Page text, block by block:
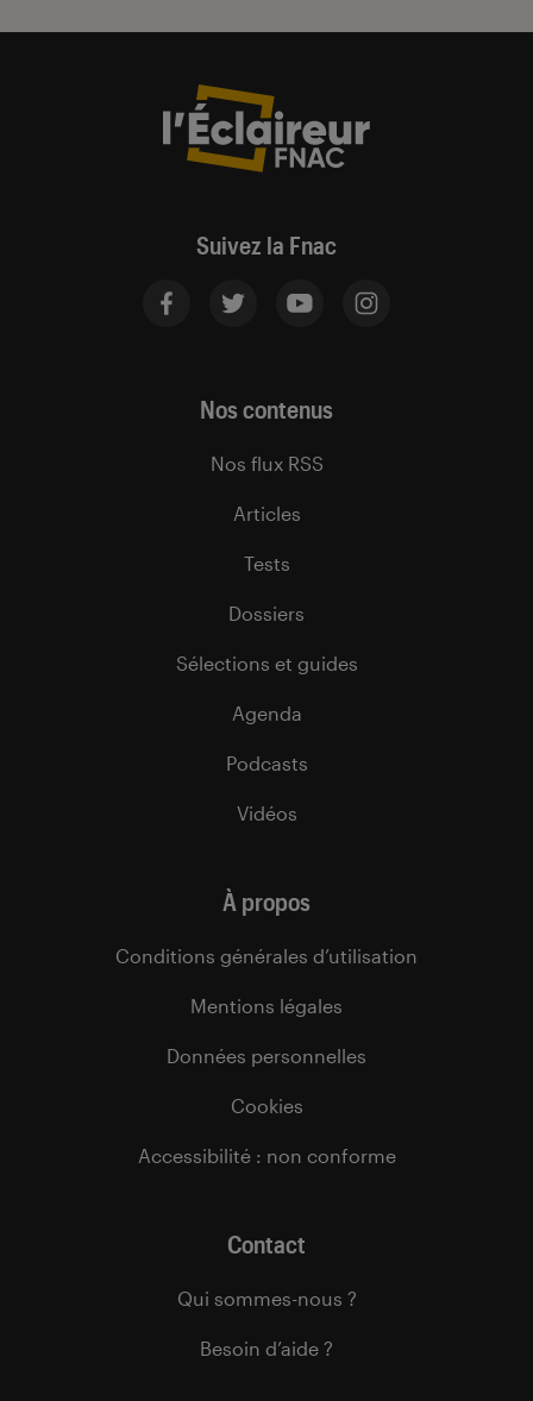
Suivez la Fnac
Nos contenus
Nos flux RSS
Articles
Tests
Dossiers
Sélections et guides
Agenda
Podcasts
Vidéos
À propos
Conditions générales d’utilisation
Mentions légales
Données personnelles
Cookies
Accessibilité : non conforme
Contact
Qui sommes-nous ?
Besoin d’aide ?